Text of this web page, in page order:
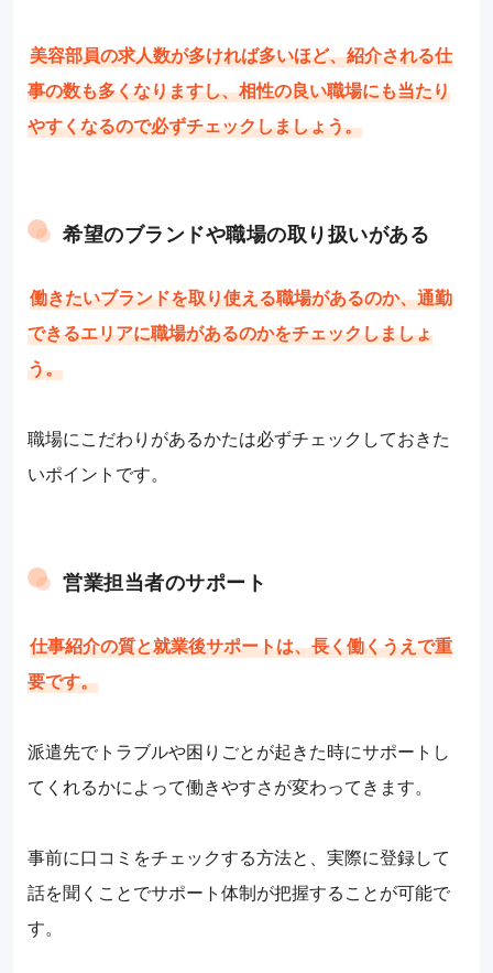
美容部員の求人数が多ければ多いほど、紹介される仕
事の数も多くなりますし、相性の良い職場にも当たり
やすくなるので必ずチェックしましょう。
希望のブランドや職場の取り扱いがある
働きたいブランドを取り使える職場があるのか、通勤
できるエリアに職場があるのかをチェックしましょ
う。
職場にこだわりがあるかたは必ずチェックしておきた
いポイントです。
営業担当者のサポート
仕事紹介の質と就業後サポートは、長く働くうえで重
要です。
派遣先でトラブルや困りごとが起きた時にサポートし
てくれるかによって働きやすさが変わってきます。
事前に口コミをチェックする方法と、実際に登録して
話を聞くことでサポート体制が把握することが可能で
す。